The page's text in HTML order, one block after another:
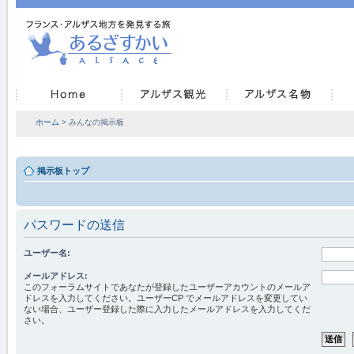
ホーム > みんなの掲示板
掲示板トップ
パスワードの送信
ユーザー名:
メールアドレス:
このフォーラムサイトであなたが登録したユーザーアカウントのメールア
ドレスを入力してください。ユーザーCP でメールアドレスを変更してい
ない場合、ユーザー登録した際に入力したメールアドレスを入力してくだ
さい。